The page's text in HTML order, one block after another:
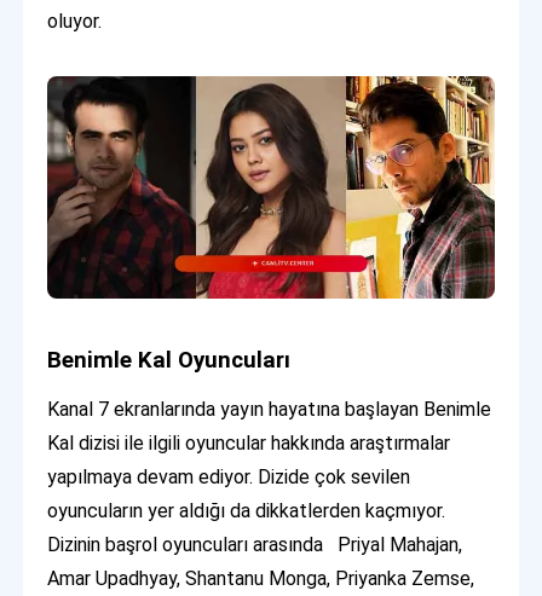
oluyor.
Benimle Kal Oyuncuları
Kanal 7 ekranlarında yayın hayatına başlayan Benimle
Kal dizisi ile ilgili oyuncular hakkında araştırmalar
yapılmaya devam ediyor. Dizide çok sevilen
oyuncuların yer aldığı da dikkatlerden kaçmıyor.
Dizinin başrol oyuncuları arasında Priyal Mahajan,
Amar Upadhyay, Shantanu Monga, Priyanka Zemse,